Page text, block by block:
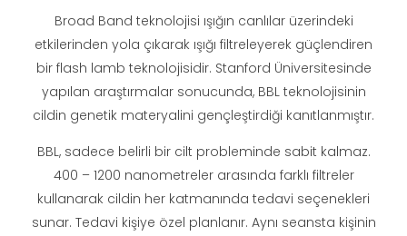
Broad Band teknolojisi ışığın canlılar üzerindeki
etkilerinden yola çıkarak ışığı filtreleyerek güçlendiren
bir flash lamb teknolojisidir. Stanford Üniversitesinde
yapılan araştırmalar sonucunda, BBL teknolojisinin
cildin genetik materyalini gençleştirdiği kanıtlanmıştır.
BBL, sadece belirli bir cilt probleminde sabit kalmaz.
400 – 1200 nanometreler arasında farklı filtreler
kullanarak cildin her katmanında tedavi seçenekleri
sunar. Tedavi kişiye özel planlanır. Aynı seansta kişinin